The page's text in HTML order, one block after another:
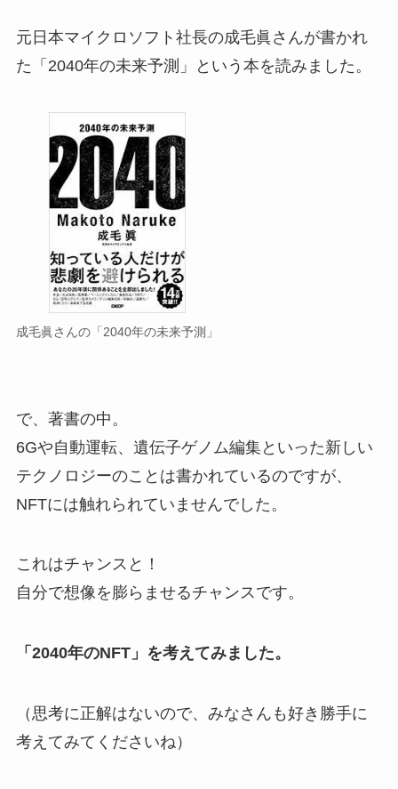
元日本マイクロソフト社長の成毛眞さんが書かれ
た「2040年の未来予測」という本を読みました。
成毛眞さんの「2040年の未来予測」
で、著書の中。
6Gや自動運転、遺伝子ゲノム編集といった新しい
テクノロジーのことは書かれているのですが、
NFTには触れられていませんでした。
これはチャンスと！
自分で想像を膨らませるチャンスです。
「2040年のNFT」を考えてみました。
（思考に正解はないので、みなさんも好き勝手に
考えてみてくださいね）